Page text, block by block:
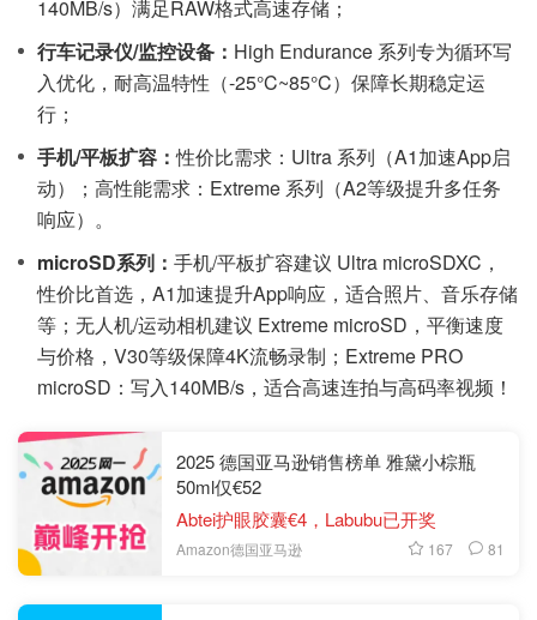
140MB/s）满足RAW格式高速存储；
行车记录仪/监控设备： High Endurance 系列专为循环写
入优化，耐高温特性（-25°C~85°C）保障长期稳定运
行；
手机/平板扩容：性价比需求：Ultra 系列（A1加速App启
动）；高性能需求：Extreme 系列（A2等级提升多任务
响应）。
microSD系列： 手机/平板扩容建议 Ultra microSDXC，
性价比首选，A1加速提升App响应，适合照片、音乐存储
等；无人机/运动相机建议 Extreme microSD，平衡速度
与价格，V30等级保障4K流畅录制；Extreme PRO
microSD：写入140MB/s，适合高速连拍与高码率视频！
2025 德国亚马逊销售榜单 雅黛小棕瓶
50ml仅€52
Abtei护眼胶囊€4，Labubu已开奖
Amazon德国亚马逊 167 81